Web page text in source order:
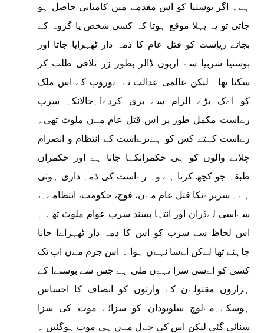
ہے۔ اگر بوسنیا کو اس مقدمے میں کامیابی حاصل ہو
جاتی تو یہ پہلا موقع ہوتا کہ کسی شخص یا گروہ کے
بجائے ریاست کو قتل عام کا ذمہ دار ٹھہرایا جاتا اور
بوسنیا سربیا سے اربوں ڈالر بطور زر تلافی طلب کر
سکتا تھا۔ لیکن عالمی عدالت نے ےوروپ کے اس ملک
کو اےک بڑے الزام سے بری کردےا۔حالانکہ سرب
رےاست مکمل طور پر اس قتل عام مےں ملوث تھی۔
رےاست کہتے کس کو ہےںرےاست کے انتظام و انصرام
چلانے والوں کو ہی حکمراںکہا جاتا ہے اور حکمراں
طبقہ جو کچھ کرتا ہے وہ رےاست کی ذمہ داری ہوتی
ہے۔ سربرےنکا قتل عام مےں، فوج، حکومت، انتظامےہ،
سےاسی لےڈران اور انتہا پسند سرب عوام ملوث تھے ۔
اس لحاظ سے سرب کو اس کا ذمہ دار ٹھہراےا جانا
چاہئے تھا لےکن اےسا نہےں ہوا ۔ اس جرم مےں اب تک
کسی کو اےسی سزا نہےں ملی ہے جس سے بوسنےا کے
ہزاروں مقتولےن کے وارثوں کو انصاف کا احساس
ہوسکے۔مےلوچ سلوبودان کو سزائے موت کی سزا
سنائی گئی لیکن اس کی جےل مےں ہی موت ہوگئیں ۔